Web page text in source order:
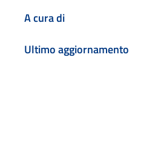
A cura di
Ultimo aggiornamento